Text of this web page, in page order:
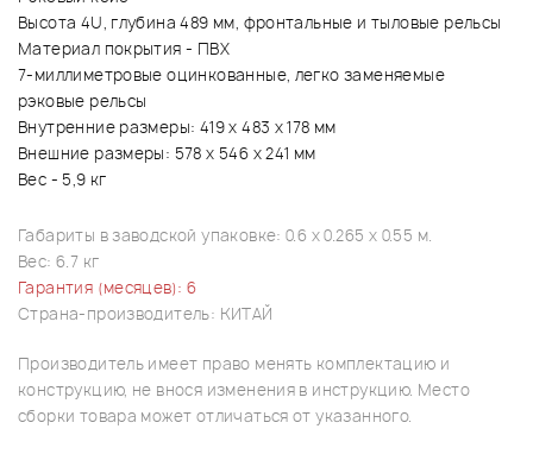
Высота 4U, глубина 489 мм, фронтальные и тыловые рельсы
Материал покрытия - ПВХ
7-миллиметровые оцинкованные, легко заменяемые
рэковые рельсы
Внутренние размеры: 419 х 483 х 178 мм
Внешние размеры: 578 х 546 х 241 мм
Вес - 5,9 кг
Габариты в заводской упаковке: 0.6 x 0.265 x 0.55 м.
Вес: 6.7 кг
Гарантия (месяцев): 6
Страна-производитель: КИТАЙ
Производитель имеет право менять комплектацию и
конструкцию, не внося изменения в инструкцию. Место
сборки товара может отличаться от указанного.